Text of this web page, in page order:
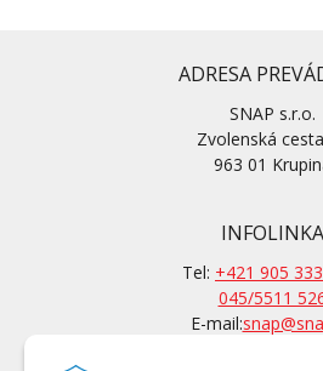
ADRESA
SNAP s.r.o.
Zvolenská
963 01
INFOLINKA
Tel: +421 905
045/5511
E-mail: